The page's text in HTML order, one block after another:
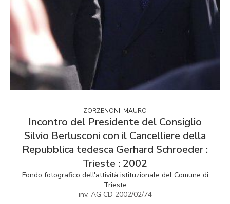
ZORZENONI, MAURO
Incontro del Presidente del Consiglio
Silvio Berlusconi con il Cancelliere della
Repubblica tedesca Gerhard Schroeder :
Trieste : 2002
Fondo fotografico dell'attività istituzionale del Comune di
Trieste
inv. AG CD 2002/02/74